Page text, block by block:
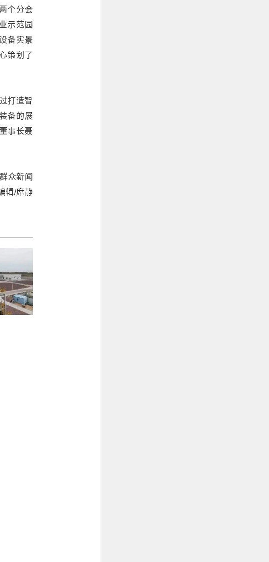
个分会
示范园
备实景
策划了
打造智
备的展
事长聂
众新闻
辑/席静